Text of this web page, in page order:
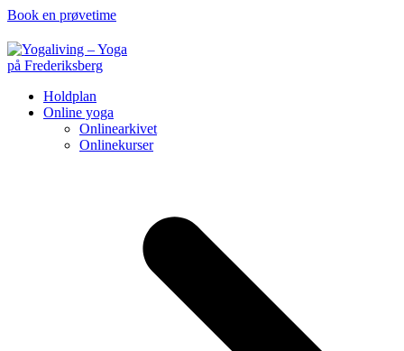
Book en prøvetime
Holdplan
Online yoga
Onlinearkivet
Onlinekurser